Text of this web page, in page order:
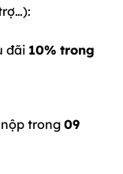
đãi 10% trong
trong 09